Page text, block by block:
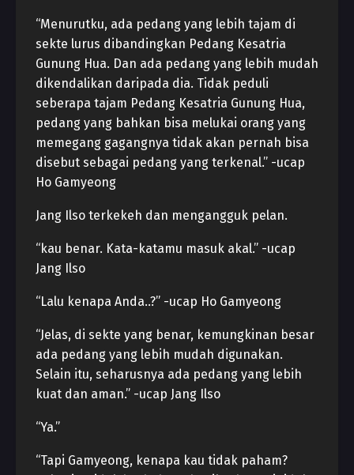
“Menurutku, ada pedang yang lebih tajam di
sekte lurus dibandingkan Pedang Kesatria
Gunung Hua. Dan ada pedang yang lebih mudah
dikendalikan daripada dia. Tidak peduli
seberapa tajam Pedang Kesatria Gunung Hua,
pedang yang bahkan bisa melukai orang yang
memegang gagangnya tidak akan pernah bisa
disebut sebagai pedang yang terkenal.” -ucap
Ho Gamyeong
Jang Ilso terkekeh dan mengangguk pelan.
“kau benar. Kata-katamu masuk akal.” -ucap
Jang Ilso
“Lalu kenapa Anda..?” -ucap Ho Gamyeong
“Jelas, di sekte yang benar, kemungkinan besar
ada pedang yang lebih mudah digunakan.
Selain itu, seharusnya ada pedang yang lebih
kuat dan aman.” -ucap Jang Ilso
“Ya.”
“Tapi Gamyeong, kenapa kau tidak paham?